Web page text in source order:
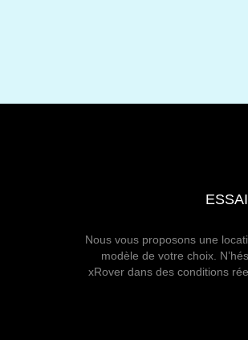
ESSAI
Nous vous proposons une
modèle de votre choix.
xRover dans des conditions